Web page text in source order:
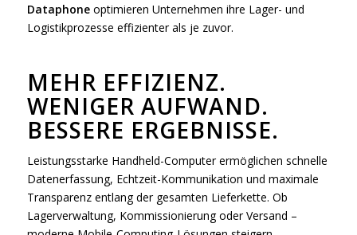
Dataphoneoptimieren Unternehmen ihre Lager- und
Logistikprozesse effizienter als je zuvor.
MEHR EFFIZIENZ.
WENIGER AUFWAND.
BESSERE ERGEBNISSE.
Leistungsstarke Handheld-Computer ermöglichen schnelle
Datenerfassung, Echtzeit-Kommunikation und maximale
Transparenz entlang der gesamten Lieferkette. Ob
Lagerverwaltung, Kommissionierung oder Versand –